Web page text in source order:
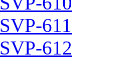
SVP-611
SVP-612